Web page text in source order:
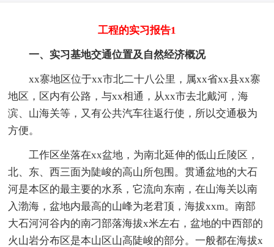
工程的实习报告1
一、实习基地交通位置及自然经济概况
xx寨地区位于xx市北二十八公里，属xx省xx县xx寨
地区，区内有公路，与xx相通，从xx市去北戴河，海
滨、山海关等，又有公共汽车往返行使，所以交通极为
方便。
工作区坐落在xx盆地，为南北延伸的低山丘陵区，
北、东、西三面为陡峻的高山所包围。贯通盆地的大石
河是本区的最主要的水系，它流向东南，在山海关以南
入渤海，盆地内最高的山峰为老君顶，海拔xxm。南部
大石河河谷内的南刁部落海拔x米左右，盆地的中西部的
火山岩分布区是本山区山高陡峻的部分。一般都在海拔x